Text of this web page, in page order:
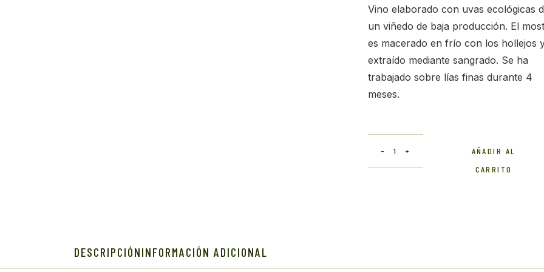
Vino elaborado con uvas ecológicas
un viñedo de baja producción. El
es macerado en frío con los hollejos
extraído mediante sangrado. Se ha
trabajado sobre lías finas durante 4
meses.
AÑADIR AL
CARRITO
DESCRIPCIÓNINFORMACIÓN ADICIONAL